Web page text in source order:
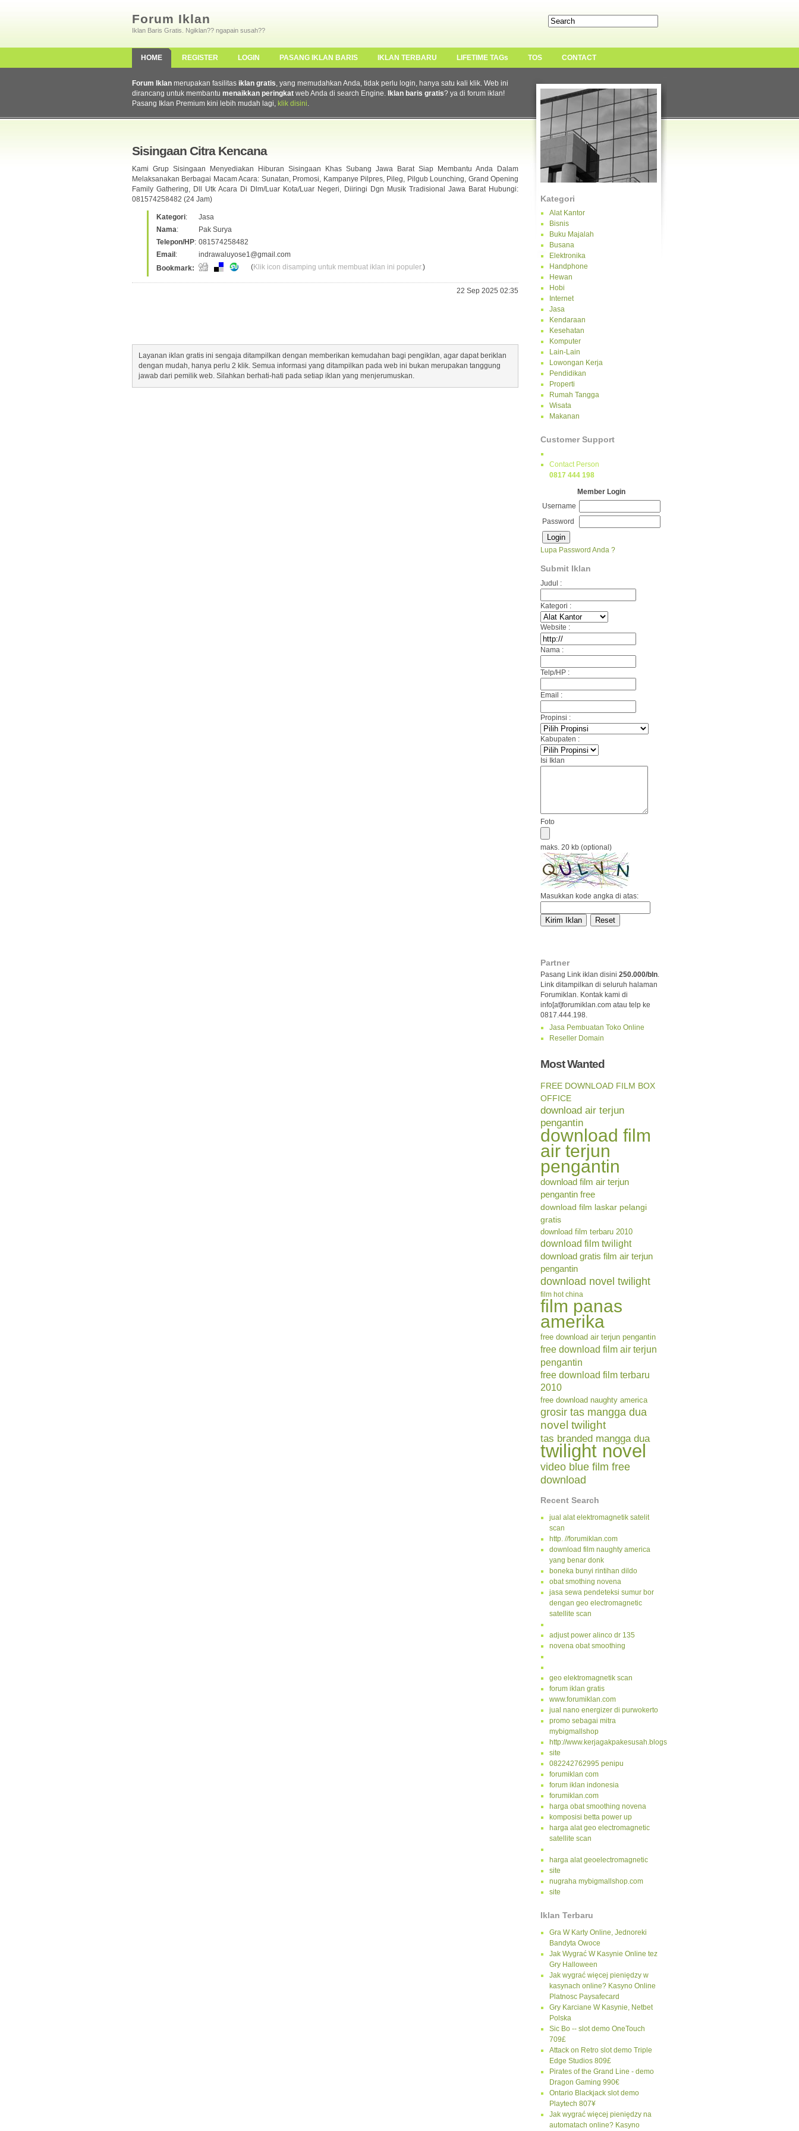
Forum Iklan
Iklan Baris Gratis. Ngiklan?? ngapain susah??
HOME REGISTER LOGIN PASANG IKLAN BARIS IKLAN TERBARU LIFETIME TAGs TOS CONTACT
Kategori
Alat Kantor
Bisnis
Buku Majalah
Busana
Elektronika
Handphone
Hewan
Hobi
Internet
Jasa
Kendaraan
Kesehatan
Komputer
Lain-Lain
Lowongan Kerja
Pendidikan
Properti
Rumah Tangga
Wisata
Makanan
Customer Support
Contact Person
0817 444 198
Member Login
Username
Password
Lupa Password Anda ?
Submit Iklan
Judul :
Kategori :
Website :
Nama :
Telp/HP :
Email :
Propinsi :
Kabupaten :
Isi Iklan
Foto
maks. 20 kb (optional)
Masukkan kode angka di atas:
Partner
Pasang Link iklan disini 250.000/bln.
Link ditampilkan di seluruh halaman
Forumiklan. Kontak kami di
info[at]forumiklan.com atau telp ke
0817.444.198.
Jasa Pembuatan Toko Online
Reseller Domain
Most Wanted
FREE DOWNLOAD FILM BOX
OFFICE
download air terjun
pengantin
download film
air terjun
pengantin
download film air terjun
pengantin free
download film laskar pelangi
gratis
download film terbaru 2010
download film twilight
download gratis film air terjun
pengantin
download novel twilight
film hot china
film panas
amerika
free download air terjun pengantin
free download film air terjun
pengantin
free download film terbaru
2010
free download naughty america
grosir tas mangga dua
novel twilight
tas branded mangga dua
twilight novel
video blue film free
download
Recent Search
jual alat elektromagnetik satelit
scan
http. //forumiklan.com
download film naughty america
yang benar donk
boneka bunyi rintihan dildo
obat smothing novena
jasa sewa pendeteksi sumur bor
dengan geo electromagnetic
satellite scan
adjust power alinco dr 135
novena obat smoothing
geo elektromagnetik scan
forum iklan gratis
www.forumiklan.com
jual nano energizer di purwokerto
promo sebagai mitra
mybigmallshop
http://www.kerjagakpakesusah.blogspot.com/
site
082242762995 penipu
forumiklan com
forum iklan indonesia
forumiklan.com
harga obat smoothing novena
komposisi betta power up
harga alat geo electromagnetic
satellite scan
harga alat geoelectromagnetic
site
nugraha mybigmallshop.com
site
Iklan Terbaru
Gra W Karty Online, Jednoreki
Bandyta Owoce
Jak Wygrać W Kasynie Online tez
Gry Halloween
Jak wygrać więcej pieniędzy w
kasynach online? Kasyno Online
Platnosc Paysafecard
Gry Karciane W Kasynie, Netbet
Polska
Sic Bo -- slot demo OneTouch
709£
Attack on Retro slot demo Triple
Edge Studios 809£
Pirates of the Grand Line - demo
Dragon Gaming 990€
Ontario Blackjack slot demo
Playtech 807¥
Jak wygrać więcej pieniędzy na
automatach online? Kasyno
Forum Iklan merupakan fasilitas iklan gratis, yang memudahkan Anda, tidak perlu login, hanya satu kali klik. Web ini
dirancang untuk membantu menaikkan peringkat web Anda di search Engine. Iklan baris gratis? ya di forum iklan!
Pasang Iklan Premium kini lebih mudah lagi, klik disini.
Sisingaan Citra Kencana
Kami Grup Sisingaan Menyediakan Hiburan Sisingaan Khas Subang Jawa Barat Siap Membantu Anda Dalam
Melaksanakan Berbagai Macam Acara: Sunatan, Promosi, Kampanye Pilpres, Pileg, Pilgub Lounching, Grand Opening
Family Gathering, Dll Utk Acara Di Dlm/Luar Kota/Luar Negeri, Diiringi Dgn Musik Tradisional Jawa Barat Hubungi:
081574258482 (24 Jam)
Kategori:
Jasa
Nama:
Pak Surya
Telepon/HP: 081574258482
Email :
indrawaluyose1@gmail.com
Bookmark:
(Klik icon disamping untuk membuat iklan ini populer.)
22 Sep 2025 02:35
Layanan iklan gratis ini sengaja ditampilkan dengan memberikan kemudahan bagi pengiklan, agar dapat beriklan
dengan mudah, hanya perlu 2 klik. Semua informasi yang ditampilkan pada web ini bukan merupakan tanggung
jawab dari pemilik web. Silahkan berhati-hati pada setiap iklan yang menjerumuskan.